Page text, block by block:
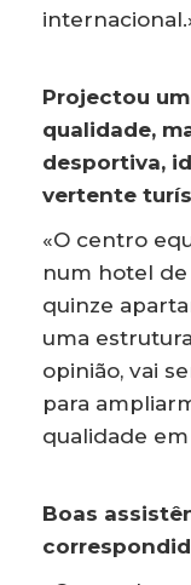
Projectou
qualidade,
desportiva,
vertente
«O centro
num hotel de
quinze
uma
opinião, vai
para
qualidade em
Boas